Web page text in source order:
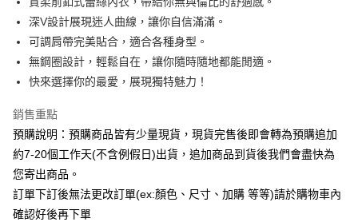
街口支付
悠遊付
Google Pay
全支付
【關於「AFTEE先享後付」】
AFTEE先享後付是「在收到商品之後才付款」的支付方式。 讓您購物簡單
便利好安心！
ATM付款
深V設計展現迷人曲線，讓你自信滿滿。
可調肩帶完美貼合，適合各種身型。
無鋼圈設計，輕鬆自在，讓你隨時隨地都能閒適。
快來選擇你的最愛，展現獨特魅力！
銷售重點
預購說明：預購商品皆有少量現貨，現貨完售後即會轉為預購追加
約7-20個工作天(不含例假日)出貨，追加商品到貨後我們會盡快為
您寄出商品。
訂單下訂後無法更改訂單(ex:顏色、尺寸、加購 等等)請於購物車內
確認好後再下單